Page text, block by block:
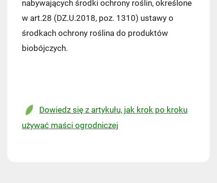
nabywających środki ochrony roślin, określone
w art.28 (DZ.U.2018, poz. 1310) ustawy o
środkach ochrony roślina do produktów
biobójczych.
Dowiedz się z artykułu, jak krok po kroku
używać maści ogrodniczej
Pocztex PUNKT/AUTOMAT